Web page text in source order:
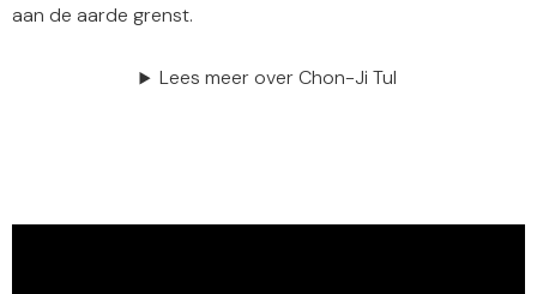
aan de aarde grenst.
Lees meer over Chon-Ji Tul